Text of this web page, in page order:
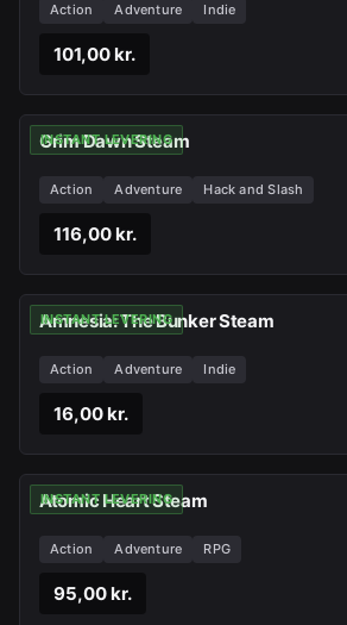
Action Adventure Indie
101,00 kr.
INSTANT LEVERING
Grim Dawn Steam
Action Adventure Hack and Slash
116,00 kr.
INSTANT LEVERING
Amnesia: The Bunker Steam
Action Adventure Indie
16,00 kr.
INSTANT LEVERING
Atomic Heart Steam
Action Adventure RPG
95,00 kr.